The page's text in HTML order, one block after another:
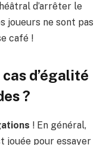
d’arrêter le
joueurs ne sont pas
café !
d’égalité
?
! En général,
jouée pour essayer